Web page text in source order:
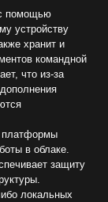
помощью
устройству
хранит и
командной
что из-за
платформы
в облаке.
защиту
локальных